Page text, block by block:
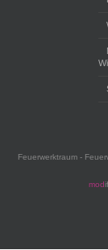
Feuerwerktraum -
mod